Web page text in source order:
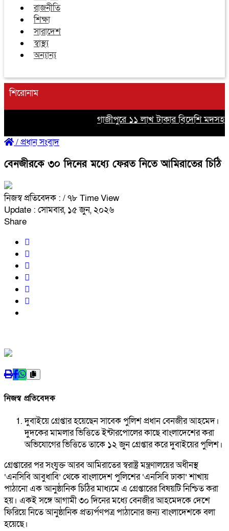
রাজনীতি
শিক্ষা
সারাদেশ
স্বাস্থ্য
অন্যান্য
শিরোনাম
গাজীপুরে ১১ লাখ টাকার বিদেশি মদসহ
/প্রধান সংবাদ
বেনজীরকে ৩০ দিনের মধ্যে ফেরত নিতে আমিরাতের চিঠি
নিজস্ব প্রতিবেদক : / ৭৮ Time View
Update : সোমবার, ১৫ জুন, ২০২৬
Share
নিজস্ব প্রতিবেদক
দুবাইয়ে গ্রেপ্তার হয়েছেন সাবেক পুলিশ প্রধান বেনজীর আহমেদ।
দুদকের মামলার ভিত্তিতে ইন্টারপোলের কাছে বাংলাদেশের করা
অভিযোগের ভিত্তিতে তাকে ১২ জুন গ্রেপ্তার করে দুবাইয়ের পুলিশ।
গ্রেপ্তারের পর সংযুক্ত আরব আমিরাতের স্বরাষ্ট্র মন্ত্রণালয়ের অধীনস্থ
‘এনসিবি আবুধাবি’ থেকে বাংলাদেশ পুলিশের ‘এনসিবি ঢাকা’ শাখায়
পাঠানো এক আনুষ্ঠানিক চিঠির মাধ্যমে এ গ্রেপ্তারের বিষয়টি নিশ্চিত করা
হয়। একই সঙ্গে আগামী ৩০ দিনের মধ্যে বেনজীর আহমেদকে দেশে
ফিরিয়ে নিতে আনুষ্ঠানিক প্রত্যর্পণপত্র পাঠানোর জন্য বাংলাদেশকে বলা
হয়েছে।